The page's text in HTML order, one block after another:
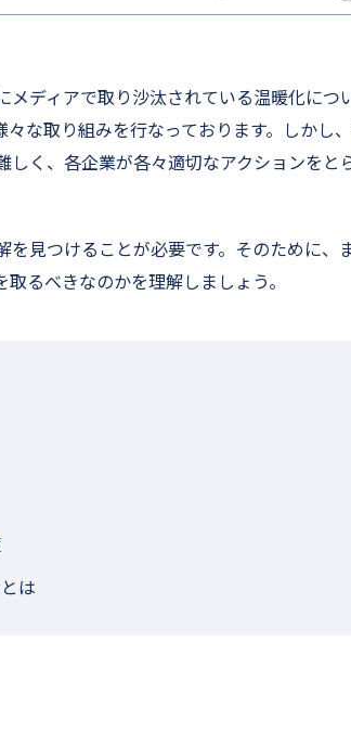
ディアで取り沙汰されている温暖化につ
な取り組みを行なっております。しかし
く、各企業が各々適切なアクションをと
見つけることが必要です。そのために、
るべきなのかを理解しましょう。
は